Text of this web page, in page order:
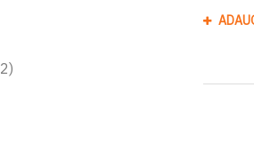
2produse